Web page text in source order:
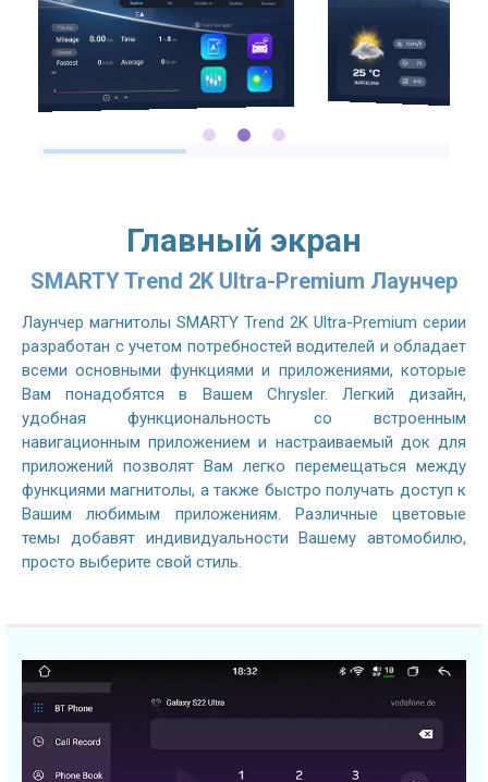
Главный экран
SMARTY Trend 2K Ultra-Premium Лаунчер
Лаунчер магнитолы SMARTY Trend 2K Ultra-Premium серии
разработан с учетом потребностей водителей и обладает
всеми основными функциями и приложениями, которые
Вам понадобятся в Вашем Chrysler. Легкий дизайн,
удобная функциональность со встроенным
навигационным приложением и настраиваемый док для
приложений позволят Вам легко перемещаться между
функциями магнитолы, а также быстро получать доступ к
Вашим любимым приложениям. Различные цветовые
темы добавят индивидуальности Вашему автомобилю,
просто выберите свой стиль.